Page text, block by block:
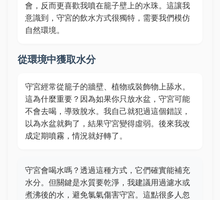
會，反而更喜歡我噴在籠子壁上的水珠。這讓我
意識到，守宮的飲水方式很獨特，需要我們模仿
自然環境。
從環境中獲取水分
守宮經常從籠子的牆壁、植物或裝飾物上舔水。
這為什麼重要？因為如果你只放水盆，守宮可能
不會去喝，導致脫水。我自己就犯過這個錯誤，
以為水盆就夠了，結果守宮變得虛弱。後來我改
成定期噴霧，情況就好轉了。
守宮會喝水嗎？透過這種方式，它們確實能補充
水分。但關鍵是水質要乾淨，我建議用過濾水或
煮沸後的水，避免氯氣傷害守宮。這點很多人忽